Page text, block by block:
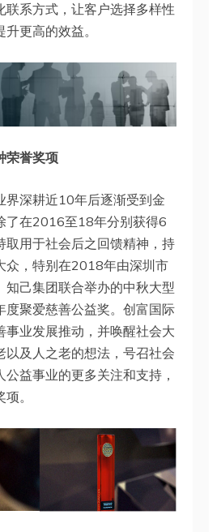
联系方式，让客户选择多样性
更高的效益。
荣誉奖项
界深耕近10年后逐渐受到金
了在2016至18年分别获得6
取用于社会后之回馈精神，持
众，特别在2018年由深圳市
知己集团联合举办的中秋大型
度聚爱慈善公益奖。创富国际
事业发展推动，并唤醒社会大
以及人之老的想法，号召社会
益事业的更多关注和支持，
。